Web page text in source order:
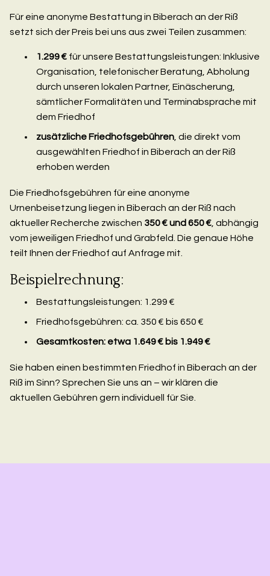
Für eine anonyme Bestattung in Biberach an der Riß
setzt sich der Preis bei uns aus zwei Teilen zusammen:
1.299 € für unsere Bestattungsleistungen: Inklusive
Organisation, telefonischer Beratung, Abholung
durch unseren lokalen Partner, Einäscherung,
sämtlicher Formalitäten und Terminabsprache mit
dem Friedhof
zusätzliche Friedhofsgebühren , die direkt vom
ausgewählten Friedhof in Biberach an der Riß
erhoben werden
Die Friedhofsgebühren für eine anonyme
Urnenbeisetzung liegen in Biberach an der Riß nach
aktueller Recherche zwischen 350 € und 650 € , abhängig
vom jeweiligen Friedhof und Grabfeld. Die genaue Höhe
teilt Ihnen der Friedhof auf Anfrage mit.
Beispielrechnung:
Bestattungsleistungen: 1.299 €
Friedhofsgebühren: ca. 350 € bis 650 €
Gesamtkosten: etwa 1.649 € bis 1.949 €
Sie haben einen bestimmten Friedhof in Biberach an der
Riß im Sinn? Sprechen Sie uns an – wir klären die
aktuellen Gebühren gern individuell für Sie.